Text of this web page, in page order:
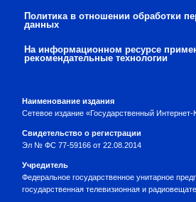
Политика в отношении обработки
данных
На информационном ресурсе
рекомендательные технологии
Наименование издания
Сетевое издание «Государственный
Свидетельство о регистрации
Эл № ФС 77-59166 от 22.08.2014
Учредитель
Федеральное государственное унитарное
государственная телевизионная и